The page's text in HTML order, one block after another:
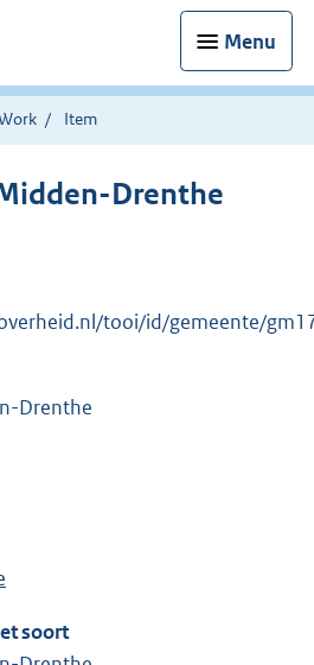
Menu
Item
Drenthe
tooi/id/gemeente/
Drenthe
soort